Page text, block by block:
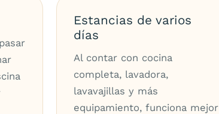
Estancias de varios
días
Al contar con cocina
completa, lavadora,
lavavajillas y más
equipamiento, funciona mejor